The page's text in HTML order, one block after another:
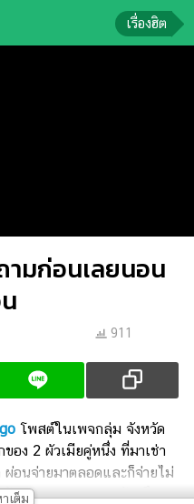
เรื่องฮิต
มก่อนเลยนอน
911
โพสต์ในเพจกลุ่ม จังหวัด
อง 2 ผัวเมียคู่หนึ่ง ที่มาเช่า
ผ่อนจ่ายมาตลอดและก็จ่ายไม่
ย้ายออก พอมาตรวจห้องถึงกับ